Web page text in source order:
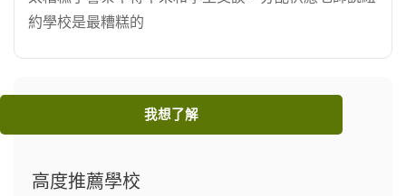
約學校是最糟糕的
我想了解
高度推薦學校